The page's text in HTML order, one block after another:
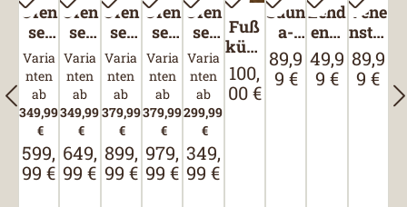
Ofen
set
Klas
sik
3,6
Varia
nten
ab
349,99
€
Regulärer Preis:
599,
99 €
Ofen
set
Klas
sik
4,5
Varia
nten
ab
349,99
€
Regulärer Preis:
649,
99 €
Ofen
set
BioA
ktiv
3,6
Varia
nten
ab
379,99
€
Regulärer Preis:
899,
99 €
Ofen
set
BioA
ktiv
4,5
Varia
nten
ab
379,99
€
Regulärer Preis:
979,
99 €
Ofen
set
Kom
pakt
3,6
Varia
nten
ab
299,99
€
Regulärer Preis:
349,
99 €
Fuß
kübe
l
Regulärer Preis:
100,
00 €
Saun
a-
Zube
hörs
et
Regulärer Preis:
89,9
9 €
Lend
enst
ütze
Regulärer
49,9
9 €
Vene
nstüt
ze
89,9
9 €